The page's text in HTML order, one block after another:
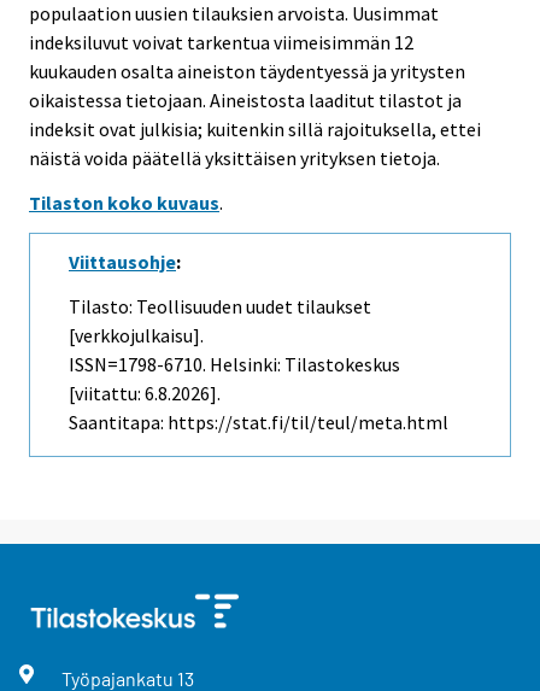
populaation uusien tilauksien arvoista. Uusimmat
indeksiluvut voivat tarkentua viimeisimmän 12
kuukauden osalta aineiston täydentyessä ja yritysten
oikaistessa tietojaan. Aineistosta laaditut tilastot ja
indeksit ovat julkisia; kuitenkin sillä rajoituksella, ettei
näistä voida päätellä yksittäisen yrityksen tietoja.
Tilaston koko kuvaus.
Viittausohje:
Tilasto: Teollisuuden uudet tilaukset
[verkkojulkaisu].
ISSN=1798-6710. Helsinki: Tilastokeskus
[viitattu: 6.8.2026].
Saantitapa: https://stat.fi/til/teul/meta.html
Työpajankatu 13